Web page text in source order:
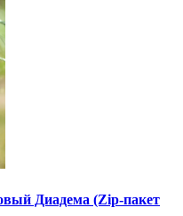
Диадема (Zip-пакет